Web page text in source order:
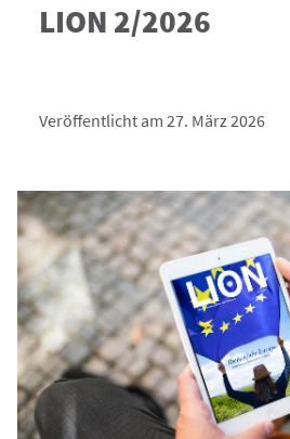
LION 2/2026
Veröffentlicht am 27. März 2026